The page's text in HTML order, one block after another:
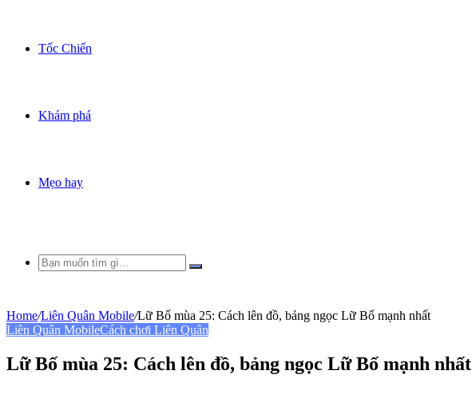
Tốc Chiến
Khám phá
Mẹo hay
Bạn
Home/Liên Quân Mobile/Lữ Bố mùa 25: Cách lên đồ, bảng ngọc Lữ Bố mạnh nhất
Liên Quân MobileCách chơi Liên Quân
Lữ Bố mùa 25: Cách lên đồ, bảng ngọc Lữ Bố mạnh nhất